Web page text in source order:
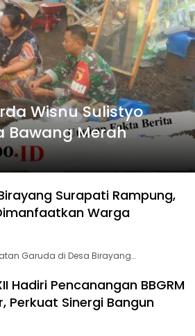
Wisnu Sulistyo
Bawang Merah
Surapati Rampung,
Warga
Garuda di Desa Birayang…
Hadiri Pencanangan BBGRM
Perkuat Sinergi Bangun